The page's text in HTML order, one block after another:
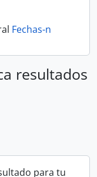
Fechas-n
resultados
para tu